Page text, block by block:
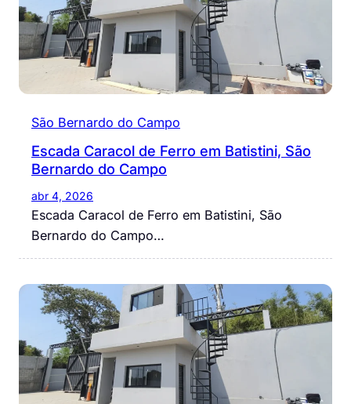
São Bernardo do Campo
Escada Caracol de Ferro em Batistini, São
Bernardo do Campo
abr 4, 2026
Escada Caracol de Ferro em Batistini, São
Bernardo do Campo…